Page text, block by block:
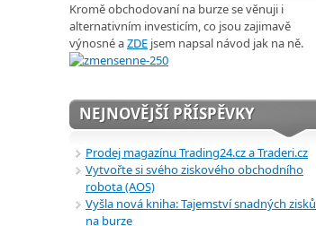
Kromě obchodovaní na burze se věnuji i
alternativním investicím, co jsou zajimavě
výnosné aZDE jsem napsal návod jak na ně.
NEJNOVĚJŠÍ PŘÍSPĚVKY
Prodej magazínu Trading24.cz a Traderi.cz
Vytvořte si svého ziskového obchodního
robota (AOS)
Vyšla nová kniha: Tajemství snadných zisků
na burze